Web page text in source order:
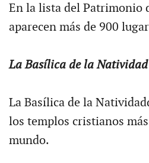
En la lista del Patrimonio
aparecen más de 900
La Basílica de la Natividad
La Basílica de la
los templos cristianos
mundo.